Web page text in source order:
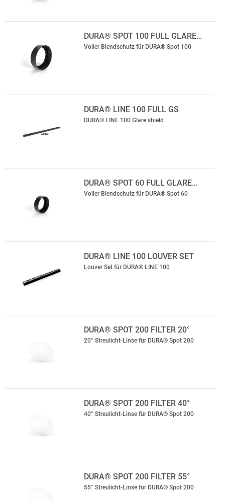
DURA® SPOT 100 FULL GLARE…
Voller Blendschutz für DURA® Spot 100
DURA® LINE 100 FULL GS
DURA® LINE 100 Glare shield
DURA® SPOT 60 FULL GLARE…
Voller Blendschutz für DURA® Spot 60
DURA® LINE 100 LOUVER SET
Louver Set für DURA® LINE 100
DURA® SPOT 200 FILTER 20°
20° Streulicht-Linse für DURA® Spot 200
DURA® SPOT 200 FILTER 40°
40° Streulicht-Linse für DURA® Spot 200
DURA® SPOT 200 FILTER 55°
55° Streulicht-Linse für DURA® Spot 200